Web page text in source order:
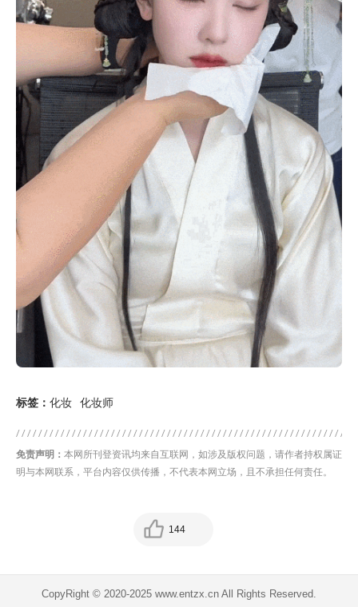
标签： 化妆 化妆师
免责声明： 本网所刊登资讯均来自互联网，如涉及版权问题，请作者持权属证
明与本网联系，平台内容仅供传播，不代表本网立场，且不承担任何责任。
144
CopyRight © 2020-2025 www.entzx.cn All Rights Reserved.